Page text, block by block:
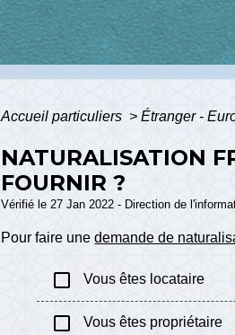
Accueil particuliers > Étranger -
NATURALISATION
FOURNIR ?
Vérifié le 27 Jan 2022 - Direction de
Pour faire unedemande de
check_box_outline_blank Vous êtes locataire
check_box_outline_blank Vous êtes propriétaire